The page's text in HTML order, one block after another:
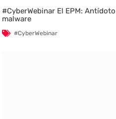
#CyberWebinar El EPM:
malware
#CyberWebinar